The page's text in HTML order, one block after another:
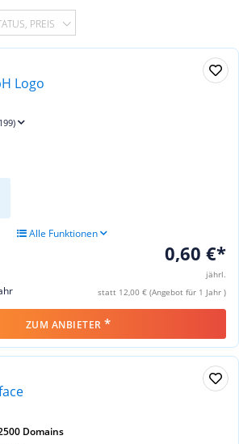
PREIS
Alle Funktionen
0,60 €*
jährl.
statt 12,00 € (Angebot für 1 Jahr )
ZUM ANBIETER *
Domains